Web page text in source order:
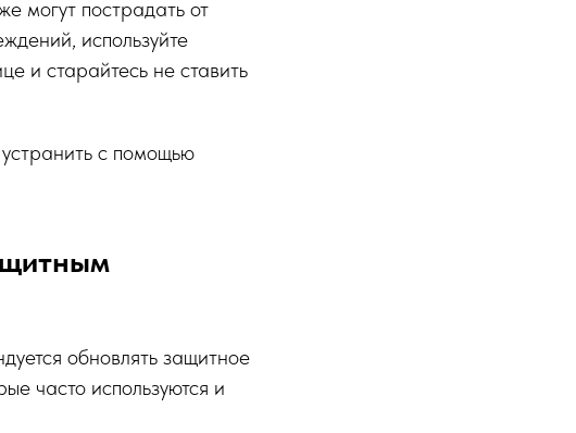
могут пострадать от
используйте
и старайтесь не ставить
с помощью
обновлять защитное
часто используются и